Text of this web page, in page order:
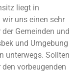
liegt in
uns einen sehr
Gemeinden und
und Umgebung
unterwegs. Sollten
vorbeugenden